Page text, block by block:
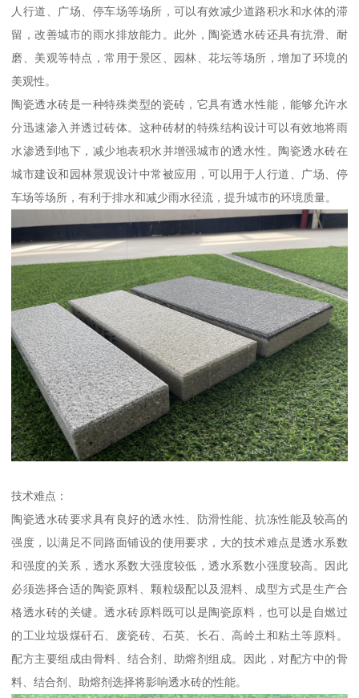
人行道、广场、停车场等场所，可以有效减少道路积水和水体的滞
留，改善城市的雨水排放能力。此外，陶瓷透水砖还具有抗滑、耐
磨、美观等特点，常用于景区、园林、花坛等场所，增加了环境的
美观性。
陶瓷透水砖是一种特殊类型的瓷砖，它具有透水性能，能够允许水
分迅速渗入并透过砖体。这种砖材的特殊结构设计可以有效地将雨
水渗透到地下，减少地表积水并增强城市的透水性。陶瓷透水砖在
城市建设和园林景观设计中常被应用，可以用于人行道、广场、停
车场等场所，有利于排水和减少雨水径流，提升城市的环境质量。
技术难点：
陶瓷透水砖要求具有良好的透水性、防滑性能、抗冻性能及较高的
强度，以满足不同路面铺设的使用要求，大的技术难点是透水系数
和强度的关系，透水系数大强度较低，透水系数小强度较高。因此
必须选择合适的陶瓷原料、颗粒级配以及混料、成型方式是生产合
格透水砖的关键。透水砖原料既可以是陶瓷原料，也可以是自燃过
的工业垃圾煤矸石、废瓷砖、石英、长石、高岭土和粘土等原料。
配方主要组成由骨料、结合剂、助熔剂组成。因此，对配方中的骨
料、结合剂、助熔剂选择将影响透水砖的性能。